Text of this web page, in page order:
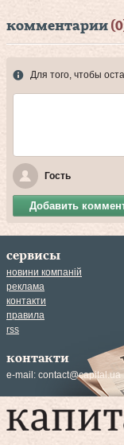
комментарии
Для того, чтобы
Гость
Добавить
сервисы
новини компаній
реклама
контакти
правила
rss
контакти
e-mail: contact@capital.ua